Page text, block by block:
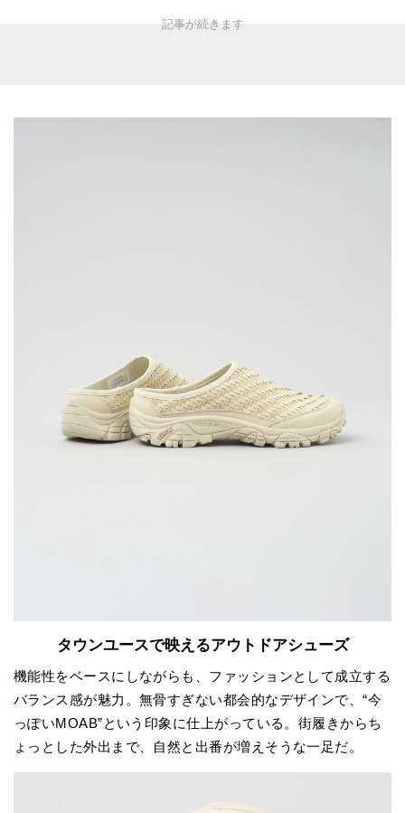
タウンユースで映えるアウトドアシューズ
機能性をベースにしながらも、ファッションとして成立する
バランス感が魅力。無骨すぎない都会的なデザインで、“今
っぽいMOAB”という印象に仕上がっている。街履きからち
ょっとした外出まで、自然と出番が増えそうな一足だ。